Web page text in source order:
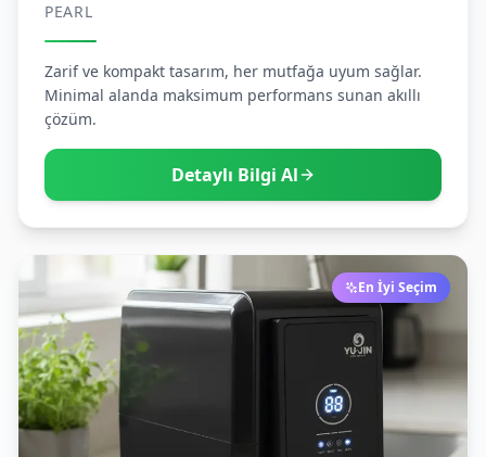
PEARL
Zarif ve kompakt tasarım, her mutfağa uyum sağlar.
Minimal alanda maksimum performans sunan akıllı
çözüm.
Detaylı Bilgi Al
En İyi Seçim